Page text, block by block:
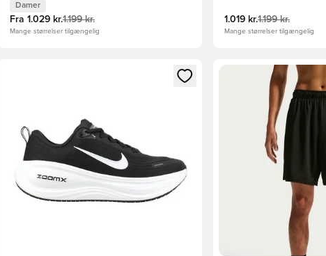
Damer
Fra 1.029 kr.1.199 kr.
Mange størrelser tilgængelig
1.019 kr.1.199 kr.
Mange størrelser tilgængelig
dig som medlem
Åbner en Modal til at logge ind eller tilmelde dig som medlem
Åbner en Modal til at